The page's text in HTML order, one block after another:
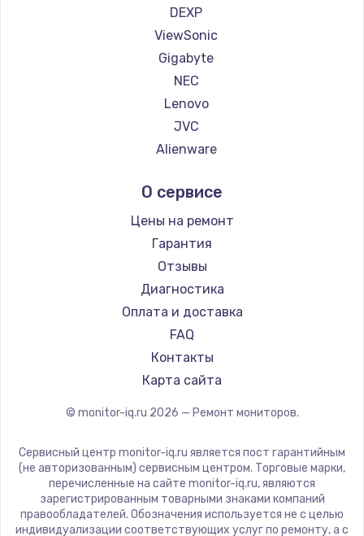
DEXP
ViewSonic
Gigabyte
NEC
Lenovo
JVC
Alienware
Thunderobot
Hisense
АОС
Ardor
Machenike
iru
Titan Army
iFFALCON
Dahua
О сервисе
Цены на ремонт
Гарантия
Отзывы
Диагностика
Оплата и доставка
FAQ
Контакты
Карта сайта
© monitor-iq.ru 2026 — Ремонт мониторов.
Сервисный центр monitor-iq.ru является пост гарантийным
(не авторизованным) сервисным центром. Торговые марки,
перечисленные на сайте monitor-iq.ru, являются
зарегистрированным товарными знаками компаний
правообладателей. Обозначения используется не с целью
индивидуализации соответствующих услуг по ремонту, а с